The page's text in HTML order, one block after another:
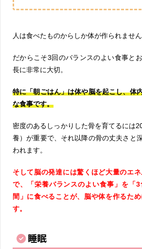
人は食べたものからしか体が作られません
だからこそ3回のバランスのよい食事と
長に非常に大切。
特に「朝ごはん」は体や脳を起こし、体
な食事です。
密度のあるしっかりした骨を育てるには
養）が重要で、それ以降の骨の丈夫さと
われます。
そして脳の発達には驚くほど大量のエ
で、「栄養バランスのよい食事」を「
間」に食べることが、脳や体を作るた
す。
睡眠